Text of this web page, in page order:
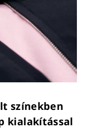
színekben
kialakítással